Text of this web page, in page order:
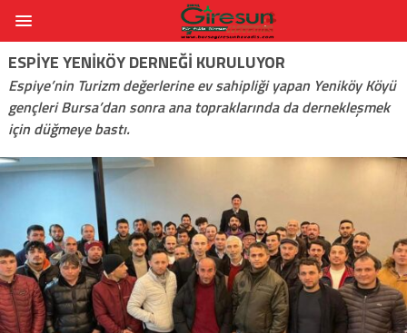
ESPIYE YENIKÖY DERNEĞI KURULUYOR
Espiye’nin Turizm değerlerine ev sahipliği yapan Yeniköy Köyü
gençleri Bursa’dan sonra ana topraklarında da dernekleşmek
için düğmeye bastı.